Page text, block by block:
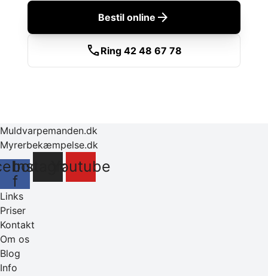
Bestil online arrow_forward
callRing 42 48 67 78
Muldvarpemanden.dk
Myrerbekæmpelse.dk
f
InstagramYoutube
Links
Priser
Kontakt
Om os
Blog
Info